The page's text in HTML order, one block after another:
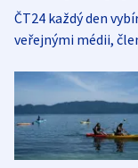
ČT24 každý den
veřejnými médii,